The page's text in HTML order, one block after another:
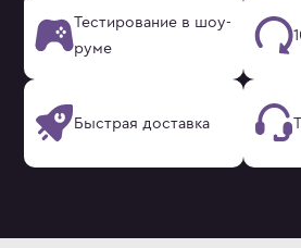
Тестирование в шоу-
руме
Быстрая доставка